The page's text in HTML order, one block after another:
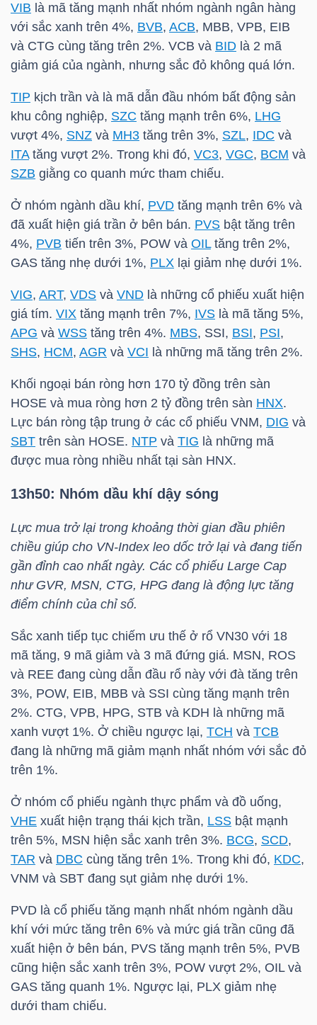
VIB là mã tăng mạnh nhất nhóm ngành ngân hàng
với sắc xanh trên 4%, BVB, ACB, MBB, VPB, EIB
và CTG cùng tăng trên 2%. VCB và BID là 2 mã
giảm giá của ngành, nhưng sắc đỏ không quá lớn.
TIP kịch trần và là mã dẫn đầu nhóm bất động sản
khu công nghiệp, SZC tăng mạnh trên 6%, LHG
vượt 4%, SNZ và MH3 tăng trên 3%, SZL, IDC và
ITAtăng vượt 2%. Trong khi đó, VC3, VGC, BCM và
SZB giằng co quanh mức tham chiếu.
Ở nhóm ngành dầu khí, PVD tăng mạnh trên 6% và
đã xuất hiện giá trần ở bên bán. PVS bật tăng trên
4%, PVB tiến trên 3%, POW và OILtăng trên 2%,
GAS tăng nhẹ dưới 1%, PLX lại giảm nhẹ dưới 1%.
VIG, ART, VDS và VND là những cổ phiếu xuất hiện
giá tím. VIX tăng mạnh trên 7%, IVS là mã tăng 5%,
APG và WSS tăng trên 4%. MBS, SSI, BSI, PSI,
SHS, HCM, AGR và VCI là những mã tăng trên 2%.
Khối ngoại bán ròng hơn 170 tỷ đồng trên sàn
HOSE và mua ròng hơn 2 tỷ đồng trên sàn HNX.
Lực bán ròng tập trung ở các cổ phiếu VNM, DIG và
SBT trên sàn HOSE. NTP và TIG là những mã
được mua ròng nhiều nhất tại sàn HNX.
13h50: Nhóm dầu khí dậy sóng
Lực mua trở lại trong khoảng thời gian đầu phiên
chiều giúp cho VN-Indexleo dốc trở lại và đang tiến
gần đỉnh cao nhất ngày. Các cổ phiếu Large Cap
như GVR, MSN, CTG, HPG đang là động lực tăng
điểm chính của chỉ số.
Sắc xanh tiếp tục chiếm ưu thế ở rổ VN30 với 18
mã tăng, 9 mã giảm và 3 mã đứng giá. MSN, ROS
và REE đang cùng dẫn đầu rổ này với đà tăng trên
3%, POW, EIB, MBB và SSI cùng tăng mạnh trên
2%. CTG, VPB, HPG, STB và KDH là những mã
xanh vượt 1%. Ở chiều ngược lại, TCH và TCB
đang là những mã giảm mạnh nhất nhóm với sắc đỏ
trên 1%.
Ở nhóm cổ phiếu ngành thực phẩm và đồ uống,
VHE xuất hiện trạng thái kịch trần, LSS bật mạnh
trên 5%, MSN hiện sắc xanh trên 3%. BCG, SCD,
TAR và DBC cùng tăng trên 1%. Trong khi đó, KDC,
VNM và SBT đang sụt giảm nhẹ dưới 1%.
PVD là cổ phiếu tăng mạnh nhất nhóm ngành dầu
khí với mức tăng trên 6% và mức giá trần cũng đã
xuất hiện ở bên bán, PVS tăng mạnh trên 5%, PVB
cũng hiện sắc xanh trên 3%, POW vượt 2%, OILvà
GAS tăng quanh 1%. Ngược lại, PLX giảm nhẹ
dưới tham chiếu.
KINH
TẾ
THẾ
GIỚI
DƯƠNG
CHÍNH
CÁ
NHÂN
PHÂN
TÍCH
VIETSTOCKFINANCE
MÔ
NGÀNH
DOANH
NGHIỆP
CỔ
PHÁI
SINH
TRÁI
PHIẾU